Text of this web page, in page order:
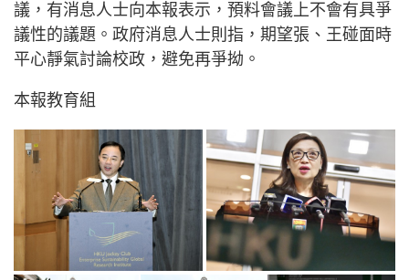
議，有消息人士向本報表示，預料會議上不會有具爭
議性的議題。政府消息人士則指，期望張、王碰面時
平心靜氣討論校政，避免再爭拗。
本報教育組